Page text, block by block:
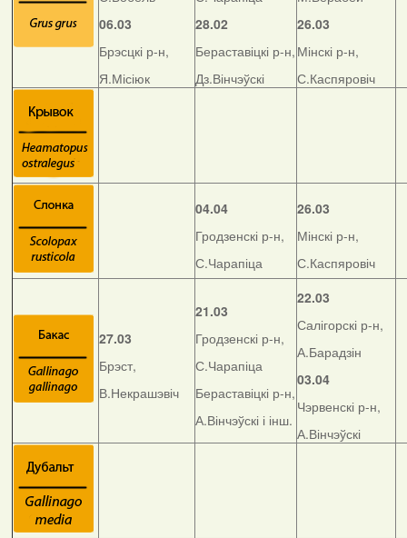
06.03
Брэсцкі р-н,
Я.Місіюк
28.02
Бераставіцкі р-н,
Дз.Вінчэўскі
26.03
Мінскі р-н,
С.Каспяровіч
04.04
Гродзенскі р-н,
С.Чарапіца
26.03
Мінскі р-н,
С.Каспяровіч
27.03
Брэст,
В.Некрашэвіч
21.03
Гродзенскі р-н,
С.Чарапіца
Бераставіцкі р-н,
А.Вінчэўскі і інш.
22.03
Салігорскі р-н,
А.Барадзін
03.04
Чэрвенскі р-н,
А.Вінчэўскі